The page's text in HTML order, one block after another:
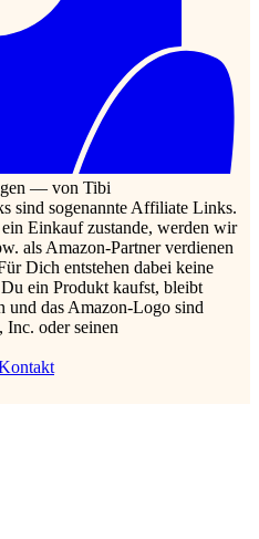
— von Tibi
sind sogenannte Affiliate Links.
Einkauf zustande, werden wir
als Amazon-Partner verdienen
Dich entstehen dabei keine
ein Produkt kaufst, bleibt
und das Amazon-Logo sind
Inc. oder seinen